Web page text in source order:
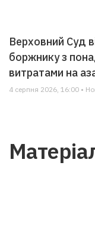
Верховний Суд
боржнику з
витратами на
4 серпня 2026, 16:00 •